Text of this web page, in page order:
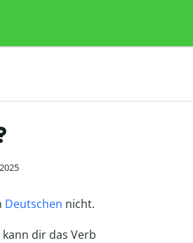
Deutschen nicht.
kann dir das Verb